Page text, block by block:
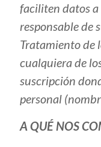
faciliten datos a
responsable de
Tratamiento de
cualquiera de
suscripción
personal
A QUÉ NOS